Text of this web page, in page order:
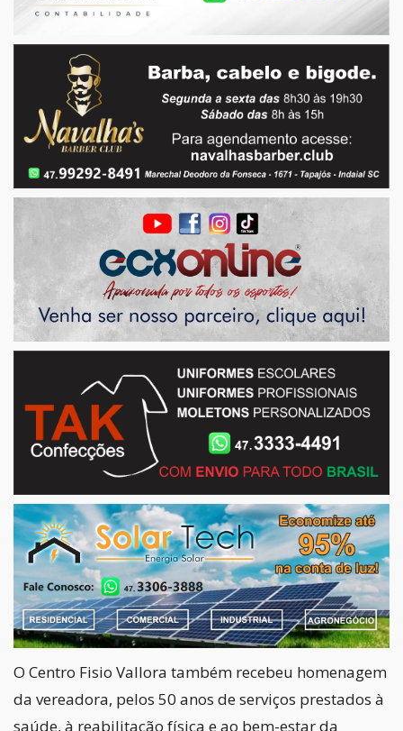
O Centro Fisio Vallora também recebeu homenagem
da vereadora, pelos 50 anos de serviços prestados à
saúde, à reabilitação física e ao bem-estar da